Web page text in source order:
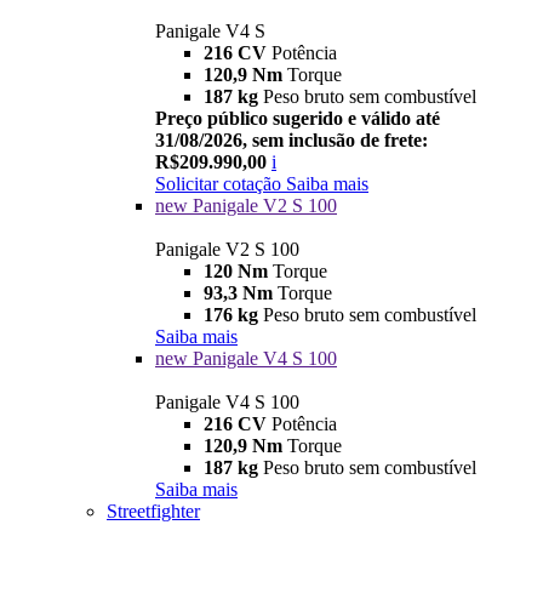
Panigale V4 S
216 CV Potência
120,9 Nm Torque
187 kg Peso bruto sem combustível
Preço público sugerido e válido até
31/08/2026, sem inclusão de frete:
R$209.990,00 i
Solicitar cotação Saiba mais
new Panigale V2 S 100
Panigale V2 S 100
120 Nm Torque
93,3 Nm Torque
176 kg Peso bruto sem combustível
Saiba mais
new Panigale V4 S 100
Panigale V4 S 100
216 CV Potência
120,9 Nm Torque
187 kg Peso bruto sem combustível
Saiba mais
Streetfighter